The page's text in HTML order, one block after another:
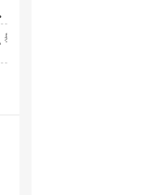
舉